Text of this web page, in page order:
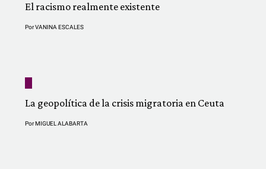
El racismo realmente existente
PorVANINA ESCALES
La geopolítica de la crisis migratoria en Ceuta
PorMIGUEL ALABARTA